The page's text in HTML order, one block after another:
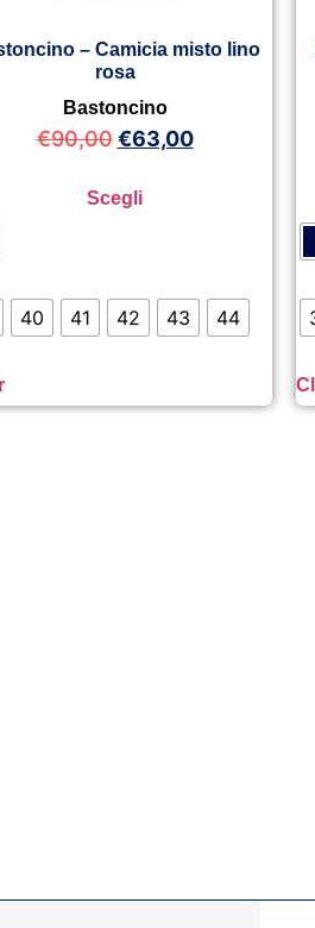
– Camicia misto lino
rosa
Bastoncino
€90,00 €63,00
Scegli
40 41 42 43 44